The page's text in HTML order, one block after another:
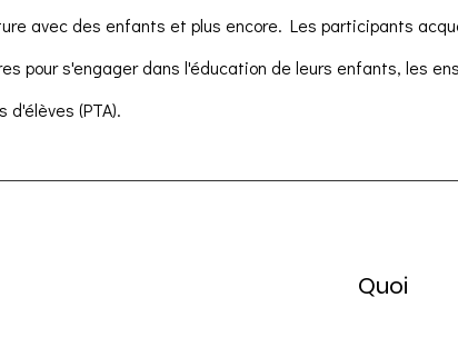
avec des enfants et plus encore. Les participants
pour s'engager dans l'éducation de leurs enfants, les
d'élèves (PTA).
Quoi